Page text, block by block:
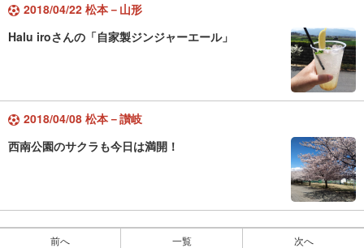
2018/04/22 松本－山形
Halu iroさんの「自家製ジンジャーエール」
2018/04/08 松本－讃岐
西南公園のサクラも今日は満開！
前へ 一覧 次へ